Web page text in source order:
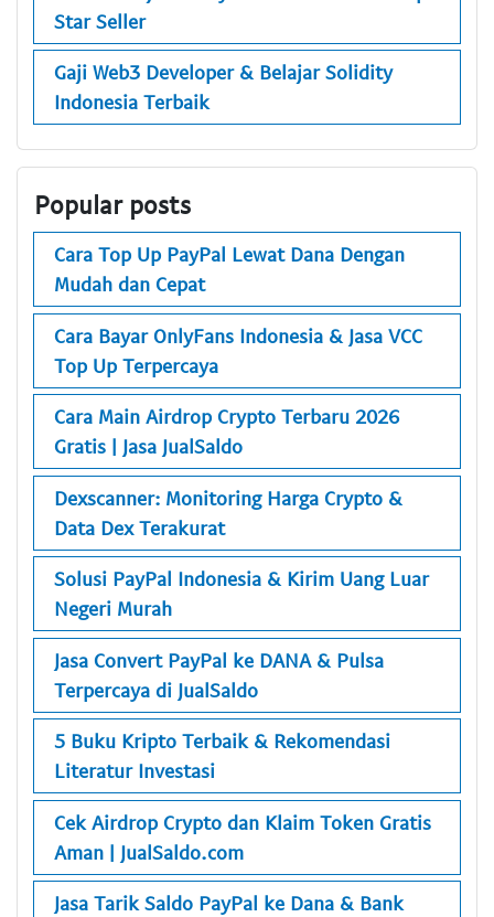
Star Seller
Gaji Web3 Developer & Belajar Solidity
Indonesia Terbaik
Popular posts
Cara Top Up PayPal Lewat Dana Dengan
Mudah dan Cepat
Cara Bayar OnlyFans Indonesia & Jasa VCC
Top Up Terpercaya
Cara Main Airdrop Crypto Terbaru 2026
Gratis | Jasa JualSaldo
Dexscanner: Monitoring Harga Crypto &
Data Dex Terakurat
Solusi PayPal Indonesia & Kirim Uang Luar
Negeri Murah
Jasa Convert PayPal ke DANA & Pulsa
Terpercaya di JualSaldo
5 Buku Kripto Terbaik & Rekomendasi
Literatur Investasi
Cek Airdrop Crypto dan Klaim Token Gratis
Aman | JualSaldo.com
Jasa Tarik Saldo PayPal ke Dana & Bank